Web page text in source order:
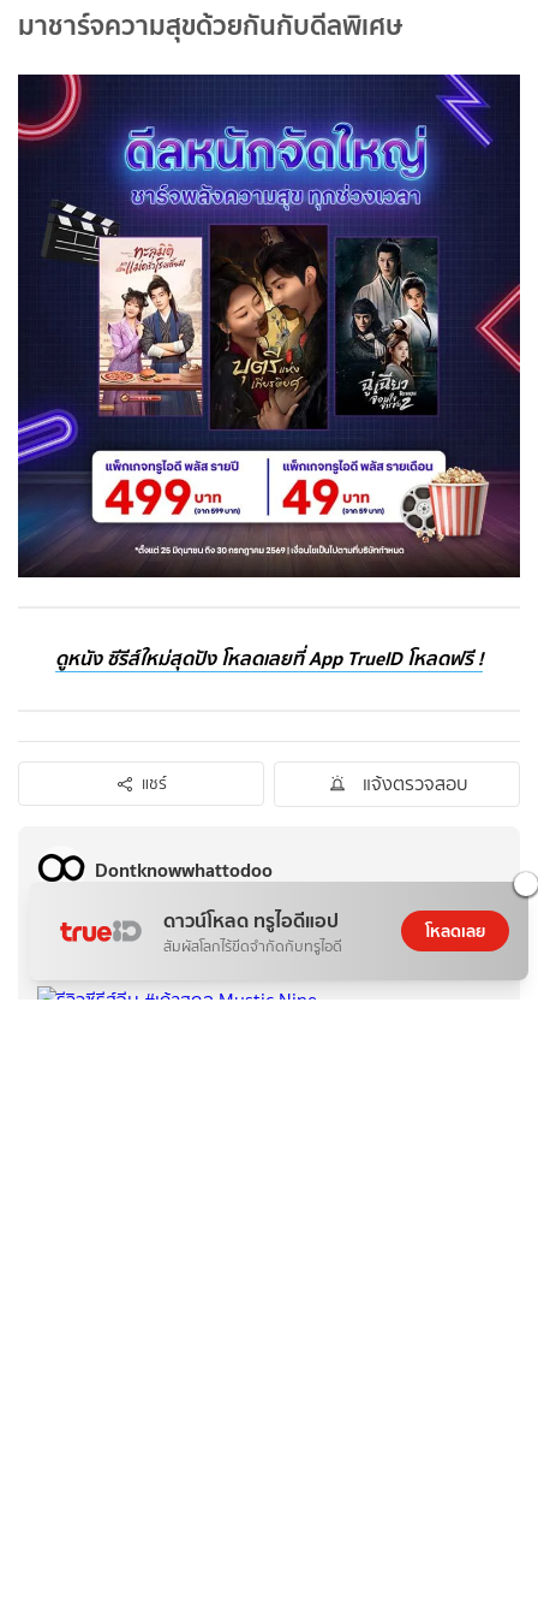
มาชาร์จความสุขด้วยกันกับดีลพิเศษ
ดูหนัง ซีรีส์ใหม่สุดปัง โหลดเลยที่ App TrueID โหลดฟรี !
แชร์ แจ้งตรวจสอบ
Dontknowwhattodoo
ติดตาม
บทความอื่นๆจาก Dontknowwhattodoo
ดาวน์โหลด ทรูไอดีแอป
สัมผัสโลกไร้ขีดจำกัดกับทรูไอดี
โหลดเลย